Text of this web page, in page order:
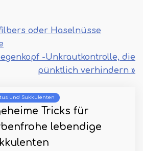
oder Haselnüsse
-Unkrautkontrolle, die
pünktlich verhindern »
und Sukkulenten
Tricks für
lebendige